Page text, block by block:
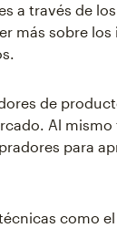
a través de
más sobre
de
Al
para
como el